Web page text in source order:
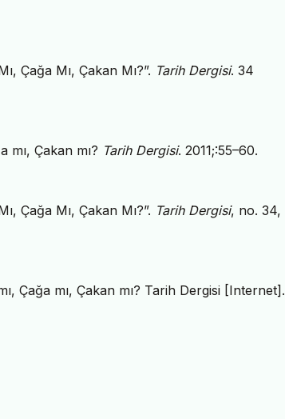
Çağa Mı, Çakan Mı?”. Tarih Dergisi. 34
mı, Çakan mı? Tarih Dergisi. 2011;:55–60.
Çağa Mı, Çakan Mı?”. Tarih Dergisi, no. 34,
Çağa mı, Çakan mı? Tarih Dergisi [Internet].